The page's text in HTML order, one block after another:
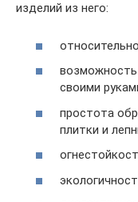
изделий из него:
своими
простота
плитки и